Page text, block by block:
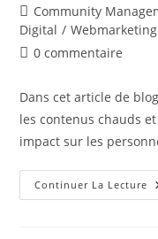
de
la
publication :
Post
category:
Community
Digital / Webmarketing
Commentaires
la
publication :
0 commentaire
Dans cet article de
les contenus chauds
impact sur les
Continuer La Lecture